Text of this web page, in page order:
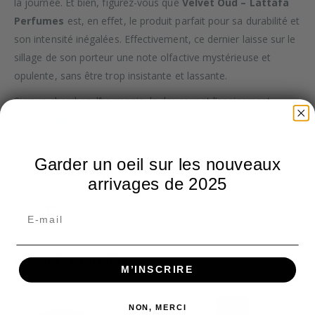
Perfumes est, en effet, le produit parfait pour sa durabilité et
son intensité inégalées. Effectivement, ce dernier laisse sur le
sillage de son porteur une note olfactive mystérieuse et
opulente, sans être trop insistante et lassante.
Si vous cherchez, l’harmonie, la douceur et l’apaisement,
INFORMATIONS COMPLÉMENTAIRES
PRODUITS SIMILAIRES
Garder un oeil sur les nouveaux
arrivages de 2025
M’INSCRIRE
NON, MERCI